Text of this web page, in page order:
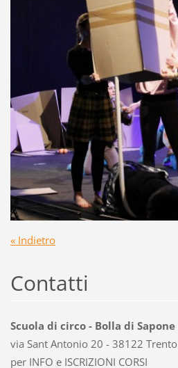
« Indietro
Contatti
Scuola di circo - Bolla di Sapone
via Sant Antonio 20 - 38122 Trento
per INFO e ISCRIZIONI CORSI